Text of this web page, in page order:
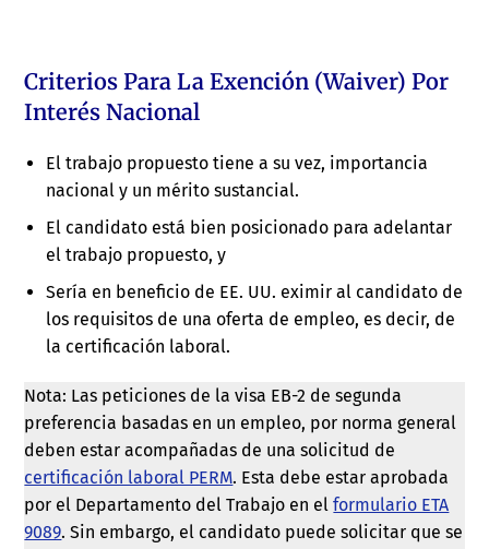
Criterios Para La Exención (waiver) Por
Interés Nacional
El trabajo propuesto tiene a su vez, importancia
nacional y un mérito sustancial.
El candidato está bien posicionado para adelantar
el trabajo propuesto, y
Sería en beneficio de EE. UU. eximir al candidato de
los requisitos de una oferta de empleo, es decir, de
la certificación laboral.
Nota: Las peticiones de la visa EB-2 de segunda
preferencia basadas en un empleo, por norma general
deben estar acompañadas de una solicitud de
certificación laboral PERM. Esta debe estar aprobada
por el Departamento del Trabajo en elformulario ETA
9089. Sin embargo, el candidato puede solicitar que se